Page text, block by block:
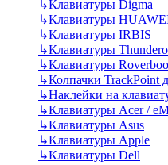
↳Клавиатуры Digma
↳Клавиатуры
↳Клавиатуры IRBIS
↳Клавиатуры
↳Клавиатуры
↳Колпачки TrackPoint
↳Наклейки на
↳Клавиатуры Acer /
↳Клавиатуры Asus
↳Клавиатуры Apple
↳Клавиатуры Dell